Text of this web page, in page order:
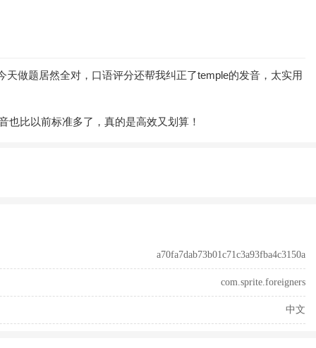
天做题居然全对，口语评分还帮我纠正了temple的发音，太实用
也比以前标准多了，真的是高效又划算！
a70fa7dab73b01c71c3a93fba4c3150a
com.sprite.foreigners
中文